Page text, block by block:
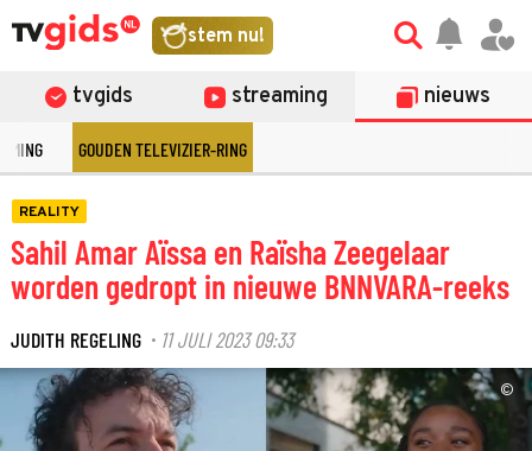
stem nu!
tvgids streaming nieuws
GOUDEN TELEVIZIER-RING
REALITY
Sahil Amar Aïssa en Raïsha Zeegelaar
worden gedropt in nieuwe BNNVARA-reeks
JUDITH REGELING · 11 JULI 2023 09:33
©